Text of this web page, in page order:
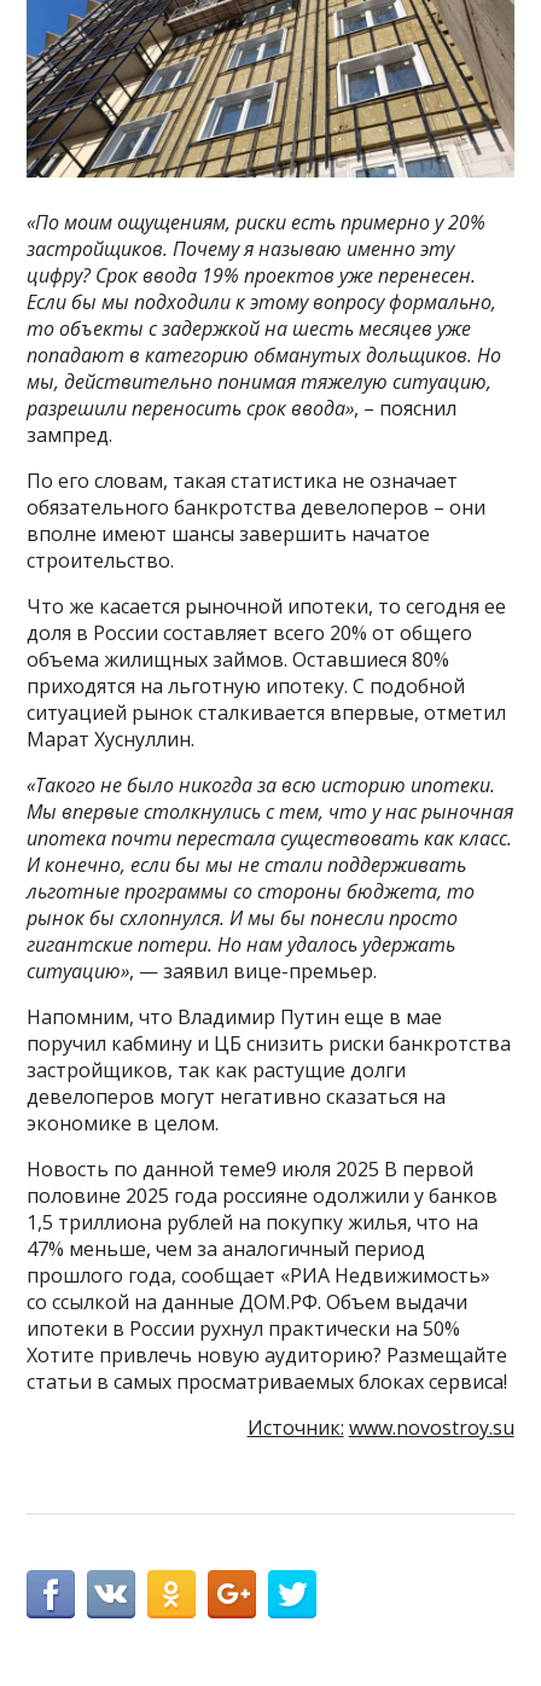
«По моим ощущениям, риски есть примерно у 20%
застройщиков. Почему я называю именно эту
цифру? Срок ввода 19% проектов уже перенесен.
Если бы мы подходили к этому вопросу формально,
то объекты с задержкой на шесть месяцев уже
попадают в категорию обманутых дольщиков. Но
мы, действительно понимая тяжелую ситуацию,
разрешили переносить срок ввода», – пояснил
зампред.
По его словам, такая статистика не означает
обязательного банкротства девелоперов – они
вполне имеют шансы завершить начатое
строительство.
Что же касается рыночной ипотеки, то сегодня ее
доля в России составляет всего 20% от общего
объема жилищных займов. Оставшиеся 80%
приходятся на льготную ипотеку. С подобной
ситуацией рынок сталкивается впервые, отметил
Марат Хуснуллин.
«Такого не было никогда за всю историю ипотеки.
Мы впервые столкнулись с тем, что у нас рыночная
ипотека почти перестала существовать как класс.
И конечно, если бы мы не стали поддерживать
льготные программы со стороны бюджета, то
рынок бы схлопнулся. И мы бы понесли просто
гигантские потери. Но нам удалось удержать
ситуацию», — заявил вице-премьер.
Напомним, что Владимир Путин еще в мае
поручил кабмину и ЦБ снизить риски банкротства
застройщиков, так как растущие долги
девелоперов могут негативно сказаться на
экономике в целом.
Новость по данной теме9 июля 2025 В первой
половине 2025 года россияне одолжили у банков
1,5 триллиона рублей на покупку жилья, что на
47% меньше, чем за аналогичный период
прошлого года, сообщает «РИА Недвижимость»
со ссылкой на данные ДОМ.РФ. Объем выдачи
ипотеки в России рухнул практически на 50%
Хотите привлечь новую аудиторию? Размещайте
статьи в самых просматриваемых блоках сервиса!
Источник: www.novostroy.su